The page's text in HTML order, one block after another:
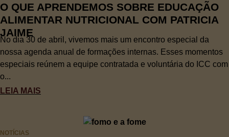
O QUE APRENDEMOS SOBRE EDUCAÇÃO
ALIMENTAR NUTRICIONAL COM PATRICIA
JAIME
No dia 30 de abril, vivemos mais um encontro especial da
nossa agenda anual de formações internas. Esses momentos
especiais reúnem a equipe contratada e voluntária do ICC com
o...
LEIA MAIS
NOTÍCIAS